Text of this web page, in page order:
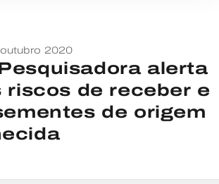
2020
alerta
riscos de receber e
de origem